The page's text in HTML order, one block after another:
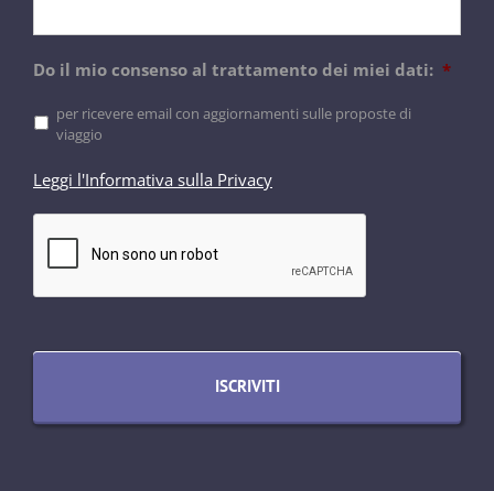
Do il mio consenso al trattamento dei miei dati: *
per ricevere email con aggiornamenti sulle proposte di
viaggio
Leggi l'Informativa sulla Privacy